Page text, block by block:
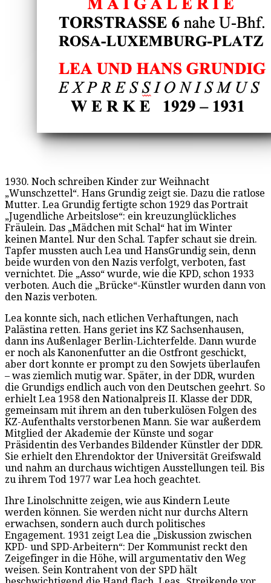
1930. Noch schreiben Kinder zur Weihnacht
„Wunschzettel“. Hans Grundig zeigt sie. Dazu die ratlose
Mutter. Lea Grundig fertigte schon 1929 das Portrait
„Jugendliche Arbeitslose“: ein kreuzunglückliches
Fräulein. Das „Mädchen mit Schal“ hat im Winter
keinen Mantel. Nur den Schal. Tapfer schaut sie drein.
Tapfer mussten auch Lea und HansGrundig sein, denn
beide wurden von den Nazis verfolgt, verboten, fast
vernichtet. Die „Asso“ wurde, wie die KPD, schon 1933
verboten. Auch die „Brücke“-Künstler wurden dann von
den Nazis verboten.
Lea konnte sich, nach etlichen Verhaftungen, nach
Palästina retten. Hans geriet ins KZ Sachsenhausen,
dann ins Außenlager Berlin-Lichterfelde. Dann wurde
er noch als Kanonenfutter an die Ostfront geschickt,
aber dort konnte er prompt zu den Sowjets überlaufen
– was ziemlich mutig war. Später, in der DDR, wurden
die Grundigs endlich auch von den Deutschen geehrt. So
erhielt Lea 1958 den Nationalpreis II. Klasse der DDR,
gemeinsam mit ihrem an den tuberkulösen Folgen des
KZ-Aufenthalts verstorbenen Mann. Sie war außerdem
Mitglied der Akademie der Künste und sogar
Präsidentin des Verbandes Bildender Künstler der DDR.
Sie erhielt den Ehrendoktor der Universität Greifswald
und nahm an durchaus wichtigen Ausstellungen teil. Bis
zu ihrem Tod 1977 war Lea hoch geachtet.
Ihre Linolschnitte zeigen, wie aus Kindern Leute
werden können. Sie werden nicht nur durchs Altern
erwachsen, sondern auch durch politisches
Engagement. 1931 zeigt Lea die „Diskussion zwischen
KPD- und SPD-Arbeitern“: Der Kommunist reckt den
Zeigefinger in die Höhe, will argumentativ den Weg
weisen. Sein Kontrahent von der SPD hält